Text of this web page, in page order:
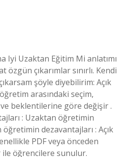
Iyi Uzaktan Eğitim Mi anlatımı
çıkarımlar sınırlı. Kendi
şöyle diyebilirim: Açık
arasındaki seçim,
beklentilerine göre değişir .
: Uzaktan öğretimin
dezavantajları : Açık
PDF veya önceden
ile öğrencilere sunulur.